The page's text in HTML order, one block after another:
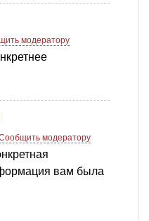
модератору
модератору
вам была